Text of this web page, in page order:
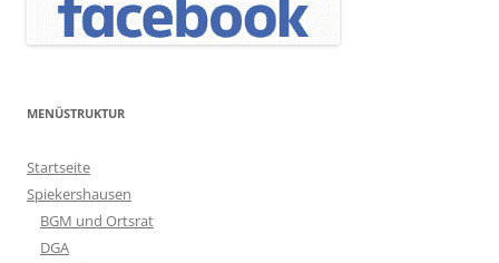
MENÜSTRUKTUR
Startseite
Spiekershausen
BGM und Ortsrat
DGA